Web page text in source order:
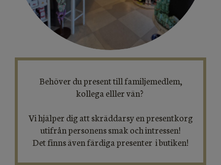
Behöver du present till familjemedlem,
kollega elller vän?
Vi hjälper dig att skräddarsy en presentkorg
utifrån personens smak och intressen!
Det finns även färdiga presenter i butiken!